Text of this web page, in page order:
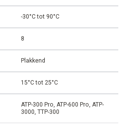
-30°C tot 90°C
8
Plakkend
15°C tot 25°C
ATP-300 Pro, ATP-600 Pro, ATP-
3000, TTP-300